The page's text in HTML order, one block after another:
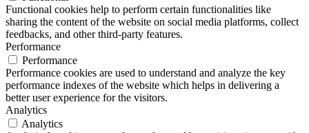
Functional cookies help to perform certain functionalities like
sharing the content of the website on social media platforms, collect
feedbacks, and other third-party features.
Performance
Performance
Performance cookies are used to understand and analyze the key
performance indexes of the website which helps in delivering a
better user experience for the visitors.
Analytics
Analytics